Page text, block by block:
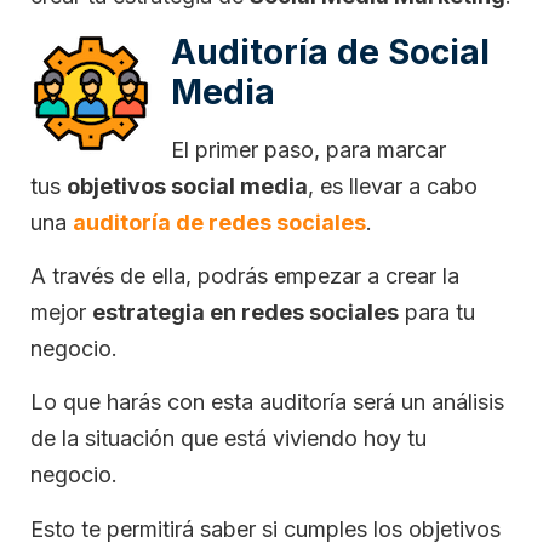
Auditoría de Social
Media
El primer paso, para marcar
tus objetivos social media, es llevar a cabo
una auditoría de redes sociales.
A través de ella, podrás empezar a crear la
mejor estrategia en redes sociales para tu
negocio.
Lo que harás con esta auditoría será un análisis
de la situación que está viviendo hoy tu
negocio.
Esto te permitirá saber si cumples los objetivos